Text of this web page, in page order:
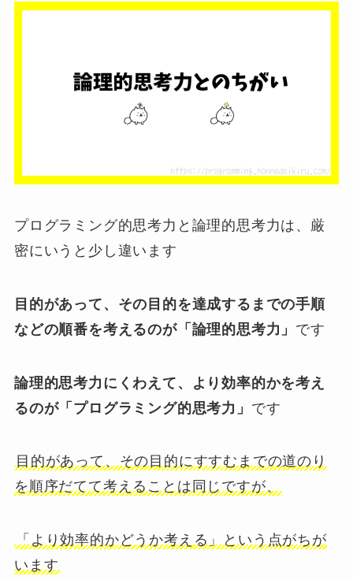
プログラミング的思考力と論理的思考力は、厳
密にいうと少し違います
目的があって、その目的を達成するまでの手順
などの順番を考えるのが「論理的思考力」 です
論理的思考力にくわえて、より効率的かを考え
るのが「プログラミング的思考力」 です
目的があって、その目的にすすむまでの道のり
を順序だてて考えることは同じですが、
「より効率的かどうか考える」という点がちが
います